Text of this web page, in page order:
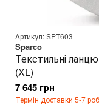
Артикул: SPT603
Sparco
Текстильні
(XL)
7 645 грн
Термін доставки 5-7